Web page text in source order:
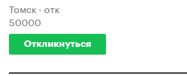
Томск · отк
50000
Откликнуться